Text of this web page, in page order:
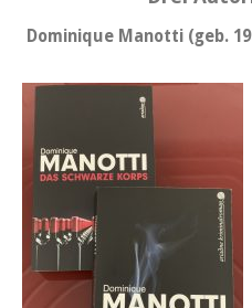
Dominique Manotti (geb.